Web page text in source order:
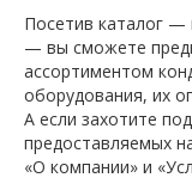
Посетив каталог —
— вы сможете
ассортиментом
оборудования, их
А если захотите
предоставляемых
«О компании» и